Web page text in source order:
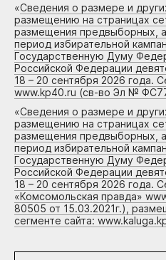
«Сведения о размере и
размещению на страницах
размещения предвыборных,
период избирательной
Государственную Думу
Российской Федерации
18 – 20 сентября 2026 года.
www.kp40.ru (св-во Эл №
«Сведения о размере и
размещению на страницах
размещения предвыборных,
период избирательной
Государственную Думу
Российской Федерации
18 – 20 сентября 2026 года.
«Комсомольская правда»
80505 от 15.03.2021г.),
сегменте сайта: